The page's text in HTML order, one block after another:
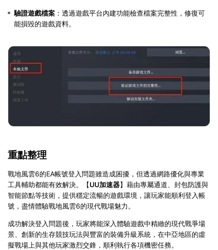
驗證遊戲檔案 ：透過遊戲平台內建功能檢查檔案完整性，修復可
能損毀的遊戲資料。
重點整理
戰地風雲6的EA帳號登入問題雖造成困擾，但透過網路優化與專業
工具輔助都能有效解決。【UU加速器】藉由專屬通道、封包防護與
智能節點等技術，提供穩定流暢的遊戲環境，讓玩家能順利登入帳
號，盡情體驗戰地風雲6的現代戰場魅力。
成功解決登入問題後，玩家將能深入體驗遊戲中精緻的現代戰爭場
景、創新的生存競技玩法與豐富的裝備升級系統，在中亞地區的虛
擬戰場上與其他玩家激烈交鋒，順利執行各項機密任務。